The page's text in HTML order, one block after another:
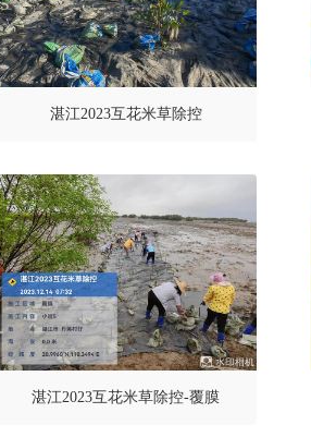
湛江2023互花米草除控
湛江2023互花米草除控-覆膜